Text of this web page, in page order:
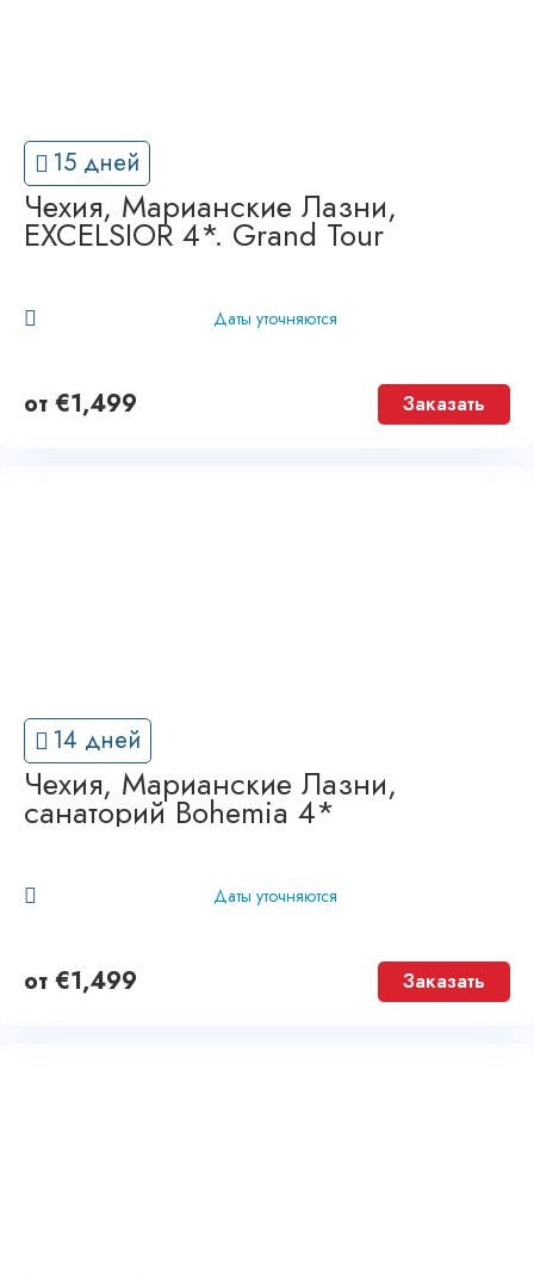
15 дней
Чехия, Марианские Лазни,
EXCELSIOR 4*. Grand Tour
Даты уточняются
от €1,499 Заказать
14 дней
Чехия, Марианские Лазни,
санаторий Bohemia 4*
Даты уточняются
от €1,499 Заказать